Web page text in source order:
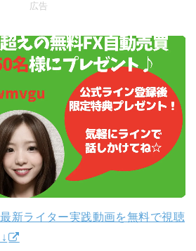
広告
新ライター実践動画を無料で視聴